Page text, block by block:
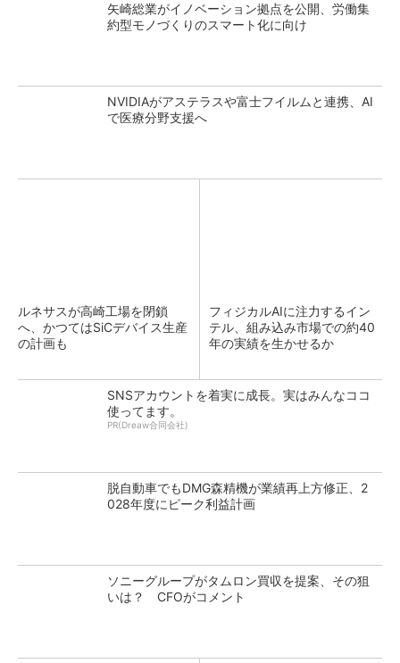
矢崎総業がイノベーション拠点を公開、労働集
約型モノづくりのスマート化に向け
NVIDIAがアステラスや富士フイルムと連携、AI
で医療分野支援へ
ルネサスが高崎工場を閉鎖
へ、かつてはSiCデバイス生産
の計画も
フィジカルAIに注力するイン
テル、組み込み市場での約40
年の実績を生かせるか
SNSアカウントを着実に成長。実はみんなココ
使ってます。
PR(Dreaw合同会社)
脱自動車でもDMG森精機が業績再上方修正、2
028年度にピーク利益計画
ソニーグループがタムロン買収を提案、その狙
いは？ CFOがコメント